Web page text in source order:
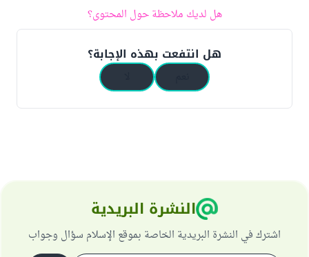
هل لديك ملاحظة حول المحتوى؟
هل انتفعت بهذه الإجابة؟
النشرة البريدية
اشترك في النشرة البريدية الخاصة بموقع الإسلام سؤال وجواب